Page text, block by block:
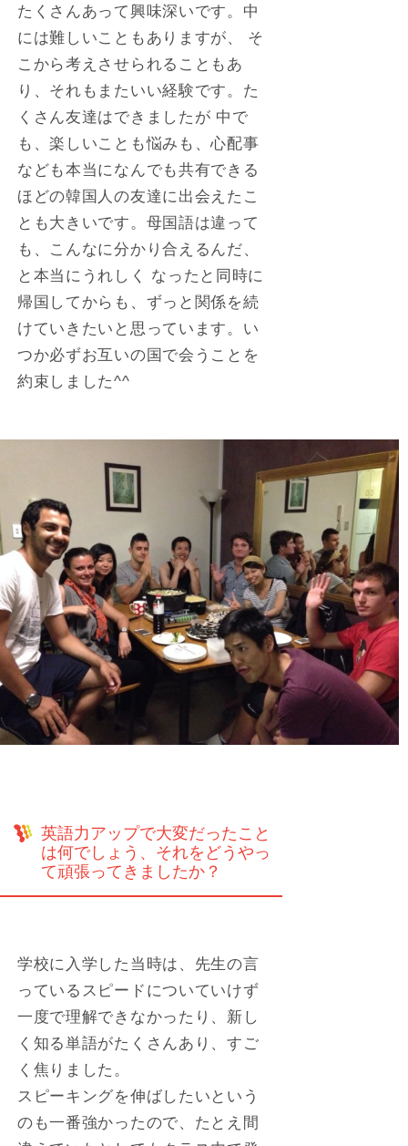
たくさんあって興味深いです。中
には難しいこともありますが、 そ
こから考えさせられることもあ
り、それもまたいい経験です。た
くさん友達はできましたが 中で
も、楽しいことも悩みも、心配事
なども本当になんでも共有できる
ほどの韓国人の友達に出会えたこ
とも大きいです。母国語は違って
も、こんなに分かり合えるんだ、
と本当にうれしく なったと同時に
帰国してからも、ずっと関係を続
けていきたいと思っています。い
つか必ずお互いの国で会うことを
約束しました^^
英語力アップで大変だったこと
は何でしょう、それをどうやっ
て頑張ってきましたか？
学校に入学した当時は、先生の言
っているスピードについていけず
一度で理解できなかったり、新し
く知る単語がたくさんあり、すご
く焦りました。
スピーキングを伸ばしたいという
のも一番強かったので、たとえ間